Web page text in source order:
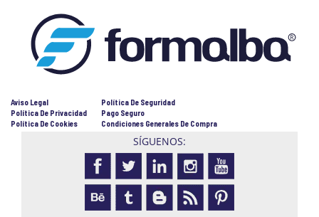
Aviso Legal
Política De Privacidad
Política De Cookies
Política De Seguridad
Pago Seguro
Condiciones Generales De Compra
SÍGUENOS: